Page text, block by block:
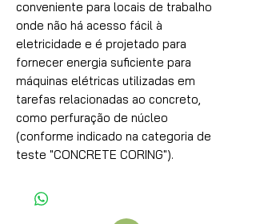
conveniente para locais de trabalho
onde não há acesso fácil à
eletricidade e é projetado para
fornecer energia suficiente para
máquinas elétricas utilizadas em
tarefas relacionadas ao concreto,
como perfuração de núcleo
(conforme indicado na categoria de
teste "CONCRETE CORING").